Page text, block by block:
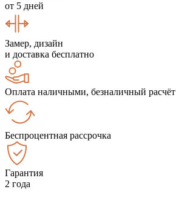
от 5 дней
Замер, дизайн
и доставка бесплатно
Оплата наличными, безналичный расчёт
Беспроцентная рассрочка
Гарантия
2 года